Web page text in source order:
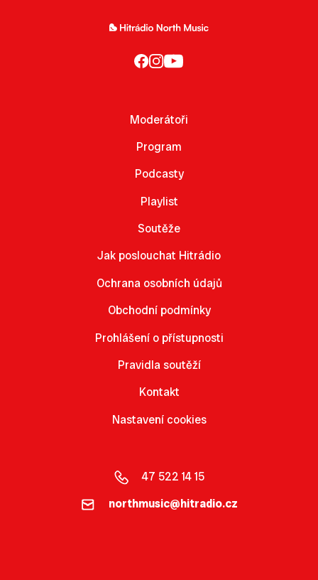
Moderátoři
Program
Podcasty
Playlist
Soutěže
Jak poslouchat Hitrádio
Ochrana osobních údajů
Obchodní podmínky
Prohlášení o přístupnosti
Pravidla soutěží
Kontakt
Nastavení cookies
47 522 14 15
northmusic@hitradio.cz